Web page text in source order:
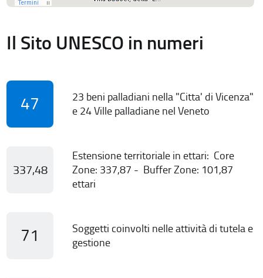
Il Sito UNESCO in numeri
47
23 beni palladiani nella "Citta' di Vicenza"
e 24 Ville palladiane nel Veneto
337,48
Estensione territoriale in ettari: Core
Zone: 337,87 - Buffer Zone: 101,87
ettari
71
Soggetti coinvolti nelle attività di tutela e
gestione